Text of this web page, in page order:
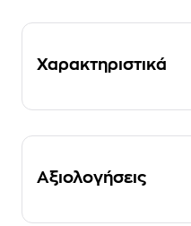
Χαρακτηριστικά
Αξιολογήσεις